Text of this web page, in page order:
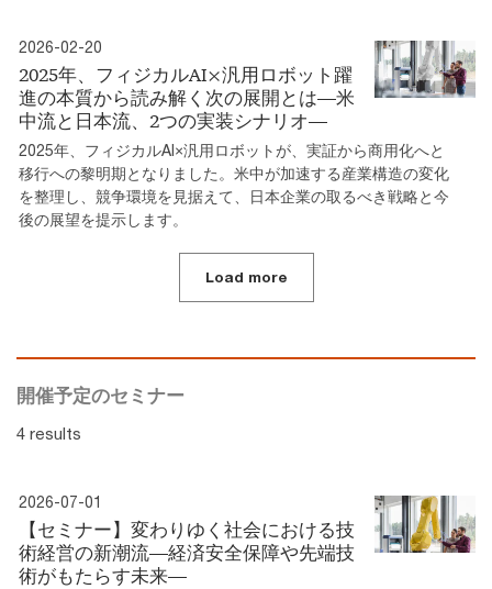
2026-02-20
2025年、フィジカルAI×汎用ロボット躍
進の本質から読み解く次の展開とは―米
中流と日本流、2つの実装シナリオ―
2025年、フィジカルAI×汎用ロボットが、実証から商用化へと
移行への黎明期となりました。米中が加速する産業構造の変化
を整理し、競争環境を見据えて、日本企業の取るべき戦略と今
後の展望を提示します。
Load more
開催予定のセミナー
4 results
2026-07-01
【セミナー】変わりゆく社会における技
術経営の新潮流―経済安全保障や先端技
術がもたらす未来―